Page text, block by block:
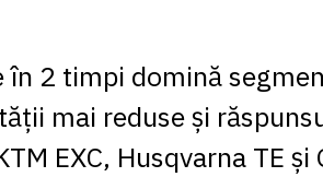
în 2 timpi domină
mai reduse și
EXC, Husqvarna TE și